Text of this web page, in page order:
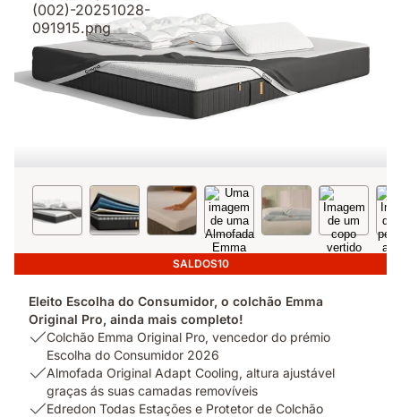
SALDOS10
Eleito Escolha do Consumidor, o colchão Emma
Original Pro, ainda mais completo!
USP
Colchão
Emma
Original
Colchão Emma Original Pro, vencedor do prémio
Escolha do Consumidor 2026
USP
Almofada
Almofada Original Adapt Cooling, altura ajustável
graças ás suas camadas removíveis
USPEdredon Todas Estações e Protetor de Colchão